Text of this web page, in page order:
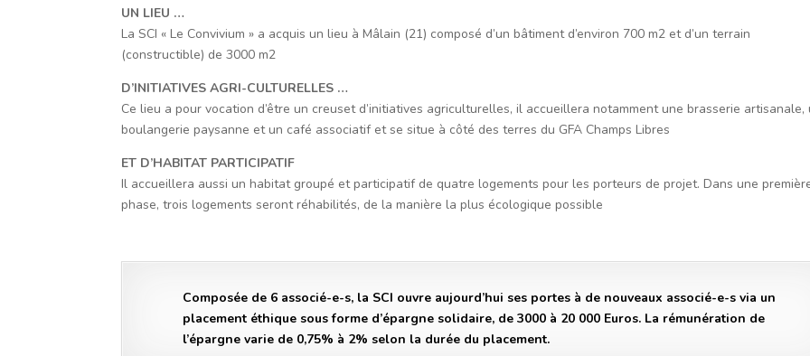
UN LIEU …
La SCI « Le Convivium » a acquis un lieu à Mâlain (21) composé d’un bâtiment d’environ 700 m2 et d’un terrain
(constructible) de 3000 m2
D’INITIATIVES AGRI-CULTURELLES …
Ce lieu a pour vocation d’être un creuset d’initiatives agriculturelles, il accueillera notamment une brasserie artisanale,
boulangerie paysanne et un café associatif et se situe à côté des terres du GFA Champs Libres
ET D’HABITAT PARTICIPATIF
Il accueillera aussi un habitat groupé et participatif de quatre logements pour les porteurs de projet. Dans une
phase, trois logements seront réhabilités, de la manière la plus écologique possible
Composée de 6 associé-e-s, la SCI ouvre aujourd’hui ses portes à de nouveaux associé-e-s via un
placement éthique sous forme d’épargne solidaire, de 3000 à 20 000 Euros. La rémunération de
l’épargne varie de 0,75% à 2% selon la durée du placement.